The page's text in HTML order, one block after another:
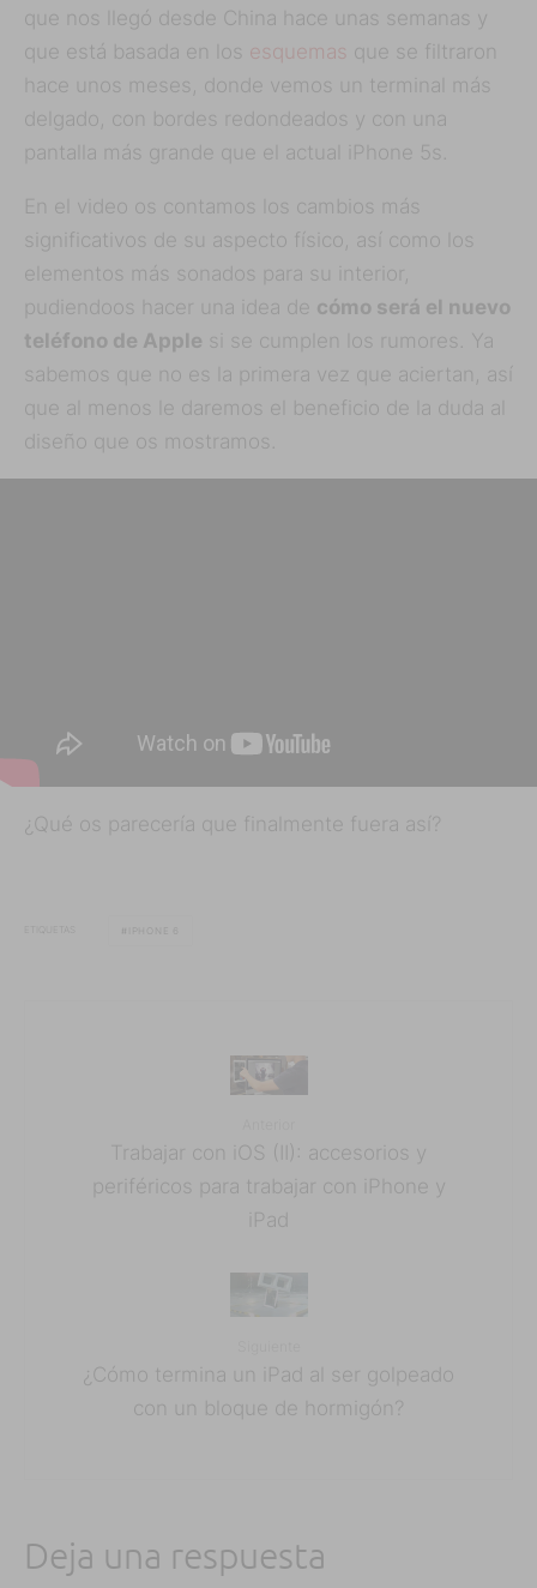
que nos llegó desde China hace unas semanas y
que está basada en los esquemas que se filtraron
hace unos meses, donde vemos un terminal más
delgado, con bordes redondeados y con una
pantalla más grande que el actual iPhone 5s.
En el video os contamos los cambios más
significativos de su aspecto físico, así como los
elementos más sonados para su interior,
pudiendoos hacer una idea de cómo será el nuevo
teléfono de Apple si se cumplen los rumores. Ya
sabemos que no es la primera vez que aciertan, así
que al menos le daremos el beneficio de la duda al
diseño que os mostramos.
¿Qué os parecería que finalmente fuera así?
ETIQUETAS
Trabajar con iOS (II): accesorios y
periféricos para trabajar con iPhone y
iPad
¿Cómo termina un iPad al ser golpeado
con un bloque de hormigón?
Deja una respuesta